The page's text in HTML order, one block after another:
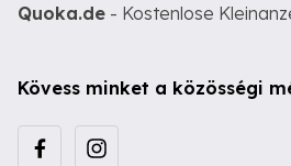
Quoka.de - Kostenlose
Kövess minket a közösségi